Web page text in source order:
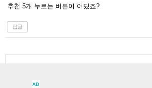
추천 5개 누르는 버튼이 어딨죠?
답글
AD